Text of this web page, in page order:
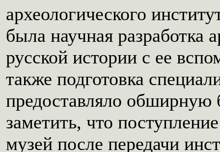
археологического
была научная разработка
русской истории с ее
также подготовка
предоставляло обширную
заметить, что
музей после передачи